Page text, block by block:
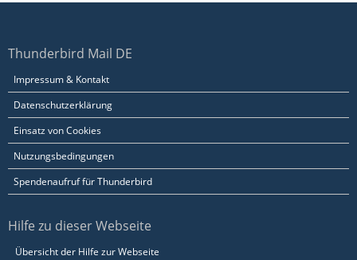
Thunderbird Mail DE
Impressum & Kontakt
Datenschutzerklärung
Einsatz von Cookies
Nutzungsbedingungen
Spendenaufruf für Thunderbird
Hilfe zu dieser Webseite
Übersicht der Hilfe zur Webseite